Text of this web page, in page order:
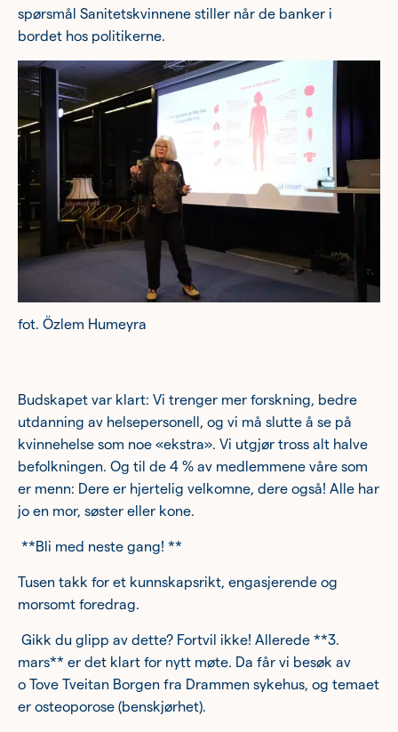
spørsmål Sanitetskvinnene stiller når de banker i
bordet hos politikerne.
fot. Özlem Humeyra
Budskapet var klart: Vi trenger mer forskning, bedre
utdanning av helsepersonell, og vi må slutte å se på
kvinnehelse som noe «ekstra». Vi utgjør tross alt halve
befolkningen. Og til de 4 % av medlemmene våre som
er menn: Dere er hjertelig velkomne, dere også! Alle har
jo en mor, søster eller kone.
**Bli med neste gang! **
Tusen takk for et kunnskapsrikt, engasjerende og
morsomt foredrag.
Gikk du glipp av dette? Fortvil ikke! Allerede **3.
mars** er det klart for nytt møte. Da får vi besøk av
o Tove Tveitan Borgen fra Drammen sykehus, og temaet
er osteoporose (benskjørhet).